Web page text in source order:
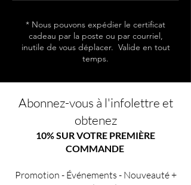
* Nous pouvons expédier le certificat
cadeau par la poste ou par courriel,
inutile de vous déplacer. Valide en tout
temps.
Abonnez-vous à l'infolettre et
obtenez
10% SUR VOTRE PREMIÈRE
COMMANDE
Promotion - Événements - Nouveauté +